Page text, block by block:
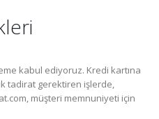
kabul ediyoruz. Kredi kartına
tadirat gerektiren işlerde,
müşteri memnuniyeti için